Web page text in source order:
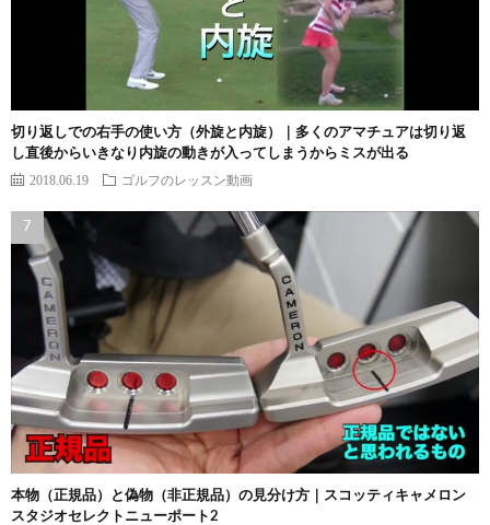
切り返しでの右手の使い方（外旋と内旋）｜多くのアマチュアは切り返
し直後からいきなり内旋の動きが入ってしまうからミスが出る
2018.06.19 ゴルフのレッスン動画
本物（正規品）と偽物（非正規品）の見分け方｜スコッティキャメロン
スタジオセレクトニューポート2